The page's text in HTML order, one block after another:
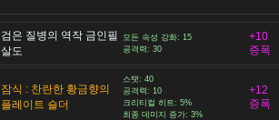
검은 질병의 역작 금인필
살도
모든 속성 강화: 15
공격력: 30
+10
증폭
잠식 : 찬란한 황금향의
플레이트 숄더
스탯: 40
공격력: 10
크리티컬 히트: 5%
최종 데미지 증가: 3%
+12
증폭